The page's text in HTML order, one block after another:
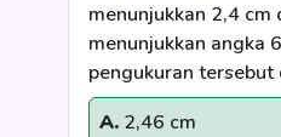
menunjukkan 2,4 cm
menunjukkan angka
pengukuran tersebut
A. 2,46 cm